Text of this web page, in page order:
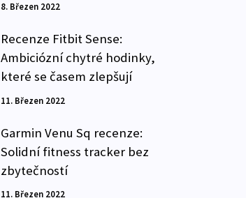
8. Březen 2022
Recenze Fitbit Sense:
Ambiciózní chytré hodinky,
které se časem zlepšují
11. Březen 2022
Garmin Venu Sq recenze:
Solidní fitness tracker bez
zbytečností
11. Březen 2022